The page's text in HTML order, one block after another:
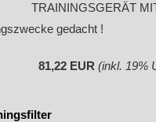
TRAININGSGERÄT
gedacht !
81,22 EUR (inkl. 19%